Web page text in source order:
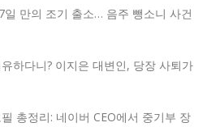
만의 조기 출소… 음주 뺑소니 사건
하다니? 이지은 대변인, 당장 사퇴가
총정리: 네이버 CEO에서 중기부 장